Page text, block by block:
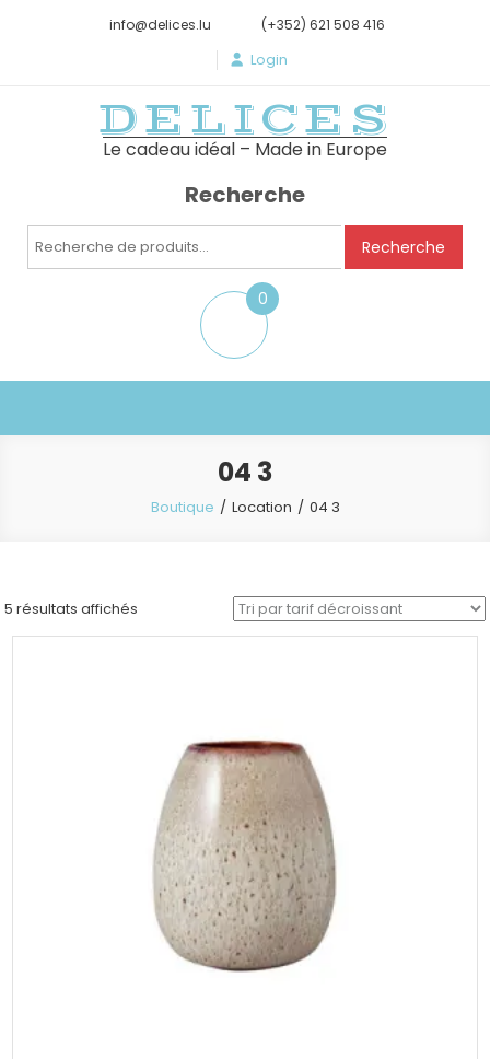
info@delices.lu (+352) 621 508 416
Login
DELICES
Le cadeau idéal – Made in Europe
Recherche
Recherche
Recherche
0
item
04 3
Boutique Location 04 3
5 résultats affichés
par